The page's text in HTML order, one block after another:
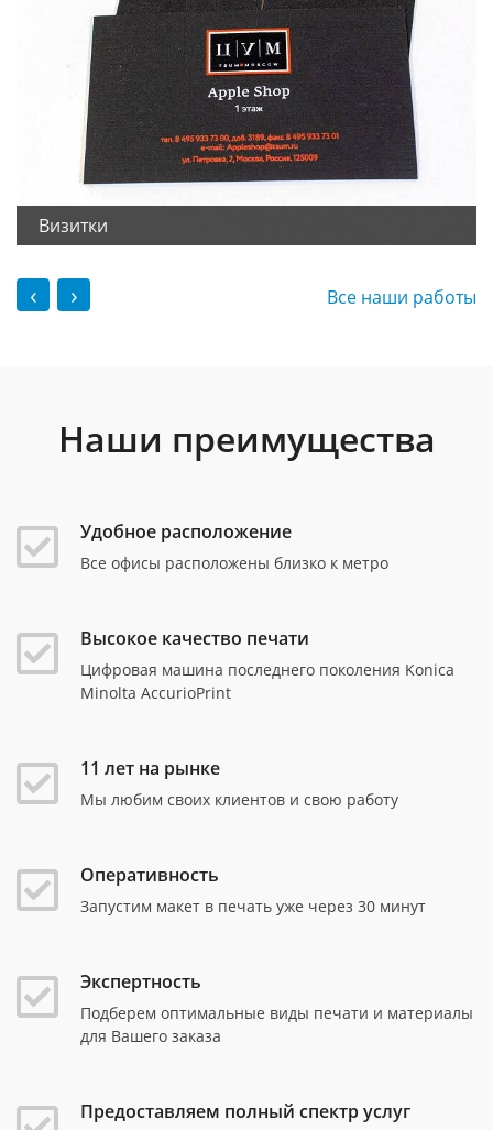
Визитки
‹ › Все наши работы
Наши преимущества
Удобное расположение
Все офисы расположены близко к метро
Высокое качество печати
Цифровая машина последнего поколения Konica
Minolta AccurioPrint
11 лет на рынке
Мы любим своих клиентов и свою работу
Оперативность
Запустим макет в печать уже через 30 минут
Экспертность
Подберем оптимальные виды печати и материалы
для Вашего заказа
Предоставляем полный спектр услуг